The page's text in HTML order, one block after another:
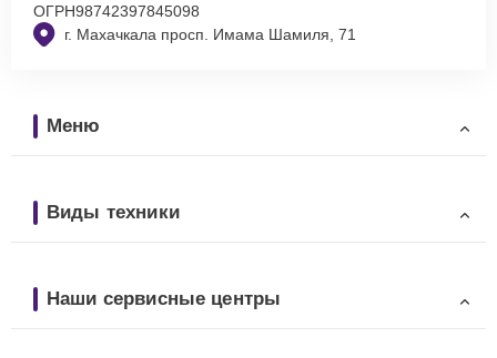
г. Махачкала просп. Имама Шамиля, 71
ОГРН98742397845098
Меню
Виды техники
Наши сервисные центры